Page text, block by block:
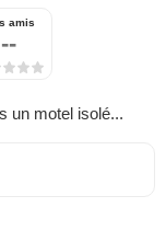
amis
--
un motel isolé...